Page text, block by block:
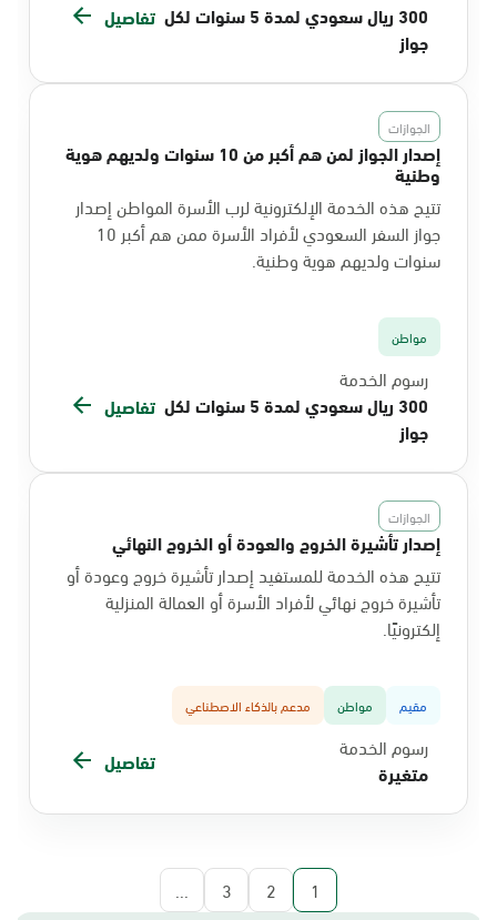
300 ريال سعودي لمدة 5 سنوات لكل
جواز
تفاصيل
الجوازات
إصدار الجواز لمن هم أكبر من 10 سنوات ولديهم هوية
وطنية
تتيح هذه الخدمة الإلكترونية لرب الأسرة المواطن إصدار
جواز السفر السعودي لأفراد الأسرة ممن هم أكبر 10
سنوات ولديهم هوية وطنية.
مواطن
رسوم الخدمة
300 ريال سعودي لمدة 5 سنوات لكل
جواز
تفاصيل
الجوازات
إصدار تأشيرة الخروج والعودة أو الخروج النهائي
تتيح هذه الخدمة للمستفيد إصدار تأشيرة خروج وعودة أو
تأشيرة خروج نهائي لأفراد الأسرة أو العمالة المنزلية
إلكترونيًا.
مقيم مواطن مدعم بالذكاء الاصطناعي
رسوم الخدمة
متغيرة
تفاصيل
1
2
3
...